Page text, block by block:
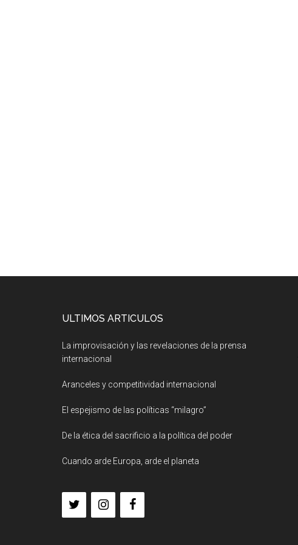
ULTIMOS ARTICULOS
La improvisación y las revelaciones de la prensa
internacional
Aranceles y competitividad internacional
El espejismo de las políticas “milagro”
De la ética del sacrificio a la política del poder
Cuando arde Europa, arde el planeta